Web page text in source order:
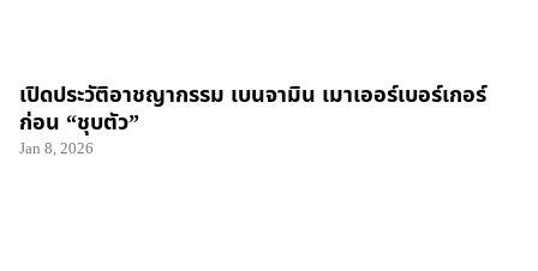
เปิดประวัติอาชญากรรม เบนจามิน เมาเออร์เบอร์เกอร์
ก่อน “ชุบตัว”
Jan 8, 2026